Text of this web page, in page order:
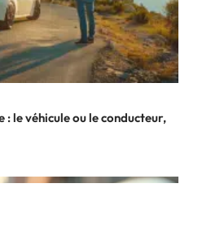
le véhicule ou le conducteur,